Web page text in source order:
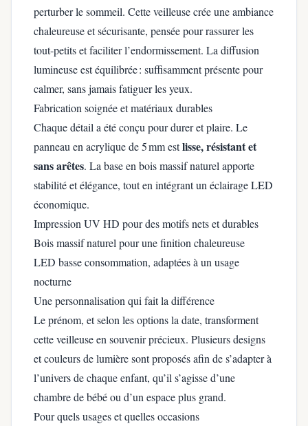
perturber le sommeil. Cette veilleuse crée une ambiance
chaleureuse et sécurisante, pensée pour rassurer les
tout-petits et faciliter l’endormissement. La diffusion
lumineuse est équilibrée : suffisamment présente pour
calmer, sans jamais fatiguer les yeux.
Fabrication soignée et matériaux durables
Chaque détail a été conçu pour durer et plaire. Le
panneau en acrylique de 5 mm estlisse, résistant et
sans arêtes. La base en bois massif naturel apporte
stabilité et élégance, tout en intégrant un éclairage LED
économique.
Impression UV HD pour des motifs nets et durables
Bois massif naturel pour une finition chaleureuse
LED basse consommation, adaptées à un usage
nocturne
Une personnalisation qui fait la différence
Le prénom, et selon les options la date, transforment
cette veilleuse en souvenir précieux. Plusieurs designs
et couleurs de lumière sont proposés afin de s’adapter à
l’univers de chaque enfant, qu’il s’agisse d’une
chambre de bébé ou d’un espace plus grand.
Pour quels usages et quelles occasions